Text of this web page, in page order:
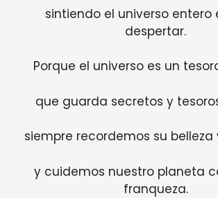
sintiendo el universo entero
despertar.
Porque el universo es un
que guarda secretos y
siempre recordemos su belleza
y cuidemos nuestro planeta
franqueza.